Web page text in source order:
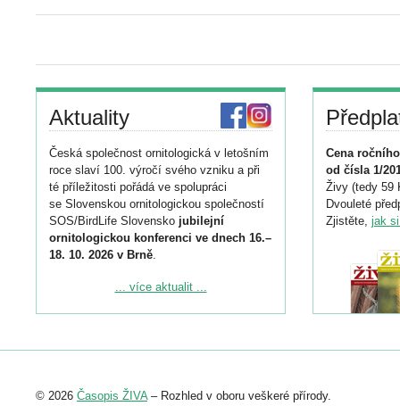
Aktuality
Česká společnost ornitologická v letošním
roce slaví 100. výročí svého vzniku a při
té příležitosti pořádá ve spolupráci
se Slovenskou ornitologickou společností
SOS/BirdLife Slovensko jubilejní
ornitologickou konferenci ve dnech 16.–
18. 10. 2026 v Brně.
Podrobnější informace ke konferenci
Registrovat se můžete do 6. září.
abstraktu přihlášené přednášky nebo
... více aktualit ...
Cena
od čísla 1/
Živy (tedy 59
Dvouleté
Zjistěte, jak
© 2026 Časopis ŽIVA– Rozhled v oboru veškeré přírody.